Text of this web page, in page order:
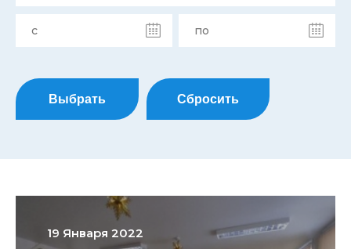
Выбрать Сбросить
19 Января 2022